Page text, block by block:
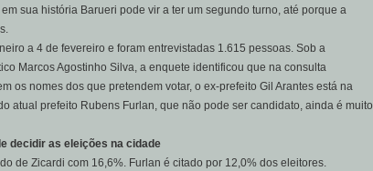
sua história Barueri pode vir a ter um segundo turno, até porque a
a 4 de fevereiro e foram entrevistadas 1.615 pessoas. Sob a
Marcos Agostinho Silva, a enquete identificou que na consulta
os nomes dos que pretendem votar, o ex-prefeito Gil Arantes está na
atual prefeito Rubens Furlan, que não pode ser candidato, ainda é muito
decidir as eleições na cidade
de Zicardi com 16,6%. Furlan é citado por 12,0% dos eleitores.